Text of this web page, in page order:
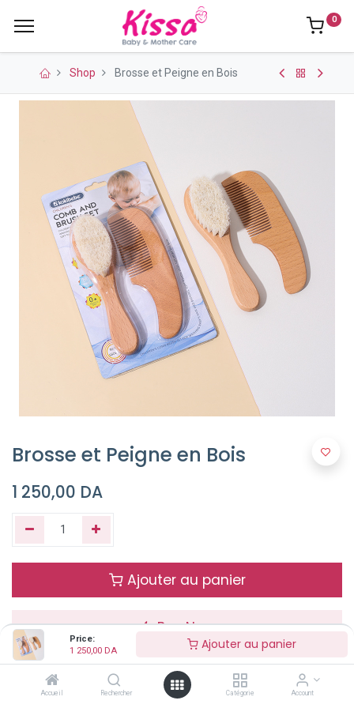
Price:
1 250,00 DA Ajouter au panier
Accueil Rechercher Catégorie Account
0
Shop Brosse et Peigne en Bois
Brosse et Peigne en Bois
1 250,00 DA
Ajouter au panier
Buy Now
Terms and Conditions